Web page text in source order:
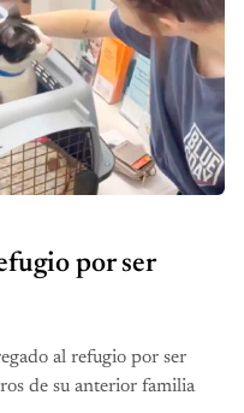
por ser
al refugio por ser
de su anterior familia